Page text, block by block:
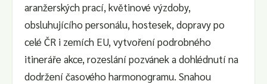
aranžerských prací, květinové výzdoby,
obsluhujícího personálu, hostesek, dopravy po
celé ČR i zemích EU, vytvoření podrobného
itineráře akce, rozeslání pozvánek a dohlédnutí na
dodržení časového harmonogramu. Snahou